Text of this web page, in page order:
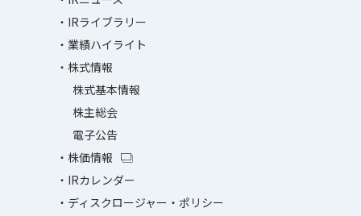
IRライブラリー
業績ハイライト
株式情報
株式基本情報
株主総会
電子公告
株価情報
IRカレンダー
ディスクロージャー・ポリシー